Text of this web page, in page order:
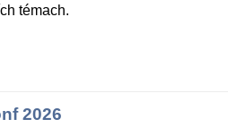
témach.
2026